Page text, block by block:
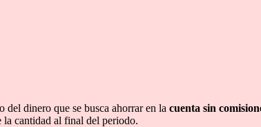
del dinero que se busca ahorrar en la cuenta sin
la cantidad al final del periodo.